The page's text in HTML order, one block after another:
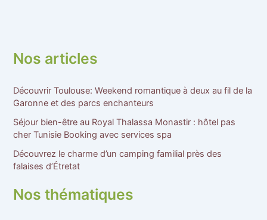
Nos articles
Découvrir Toulouse: Weekend romantique à deux au fil de la
Garonne et des parcs enchanteurs
Séjour bien-être au Royal Thalassa Monastir : hôtel pas
cher Tunisie Booking avec services spa
Découvrez le charme d’un camping familial près des
falaises d’Étretat
Nos thématiques